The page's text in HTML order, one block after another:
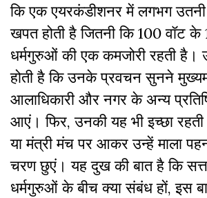
कि एक एयरकंडीशनर में लगभग उतनी
खपत होती है जितनी कि 100 वॉट के
धर्मगुरुओं की एक कमजोरी रहती है।
होती है कि उनके प्रवचन सुनने
आलाधिकारी और नगर के अन्य
आएं। फिर, उनकी यह भी इच्छा
या मंत्री मंच पर आकर उन्हें माला
चरण छुएं। यह दुख की बात है कि
धर्मगुरुओं के बीच क्या संबंध हों, इस